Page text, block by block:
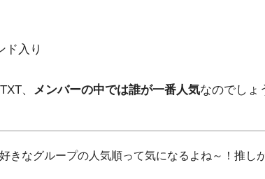
ド入り
、 メンバーの中では誰が一番人気なのでしょ
好きなグループの人気順って気になるよね～！推し